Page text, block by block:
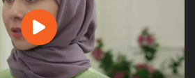
Play